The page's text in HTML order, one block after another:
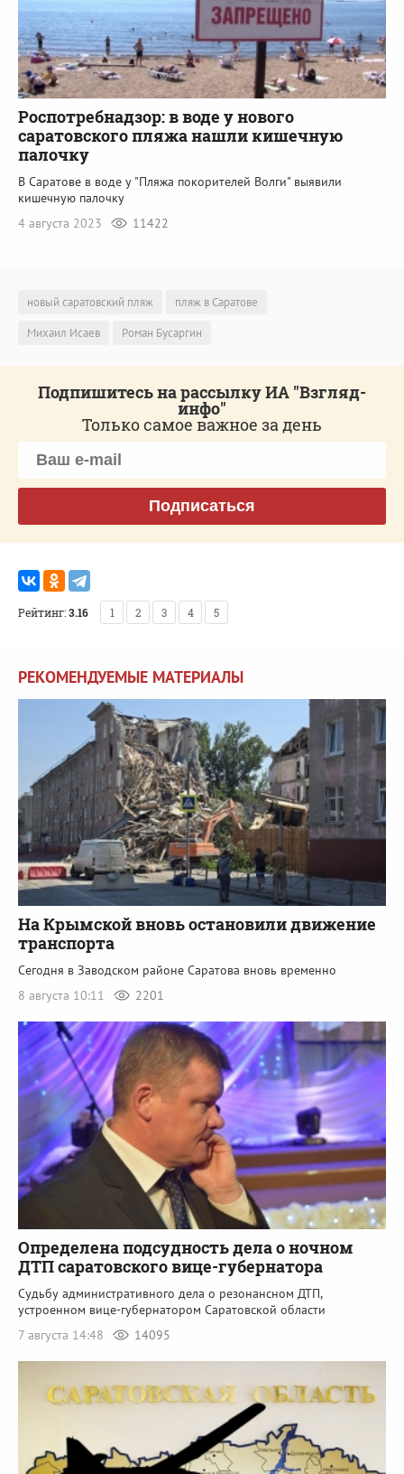
Роспотребнадзор: в воде у нового
саратовского пляжа нашли кишечную
палочку
В Саратове в воде у "Пляжа покорителей Волги" выявили
кишечную палочку
4 августа 2023
11422
новый саратовский пляж
пляж в Саратове
Михаил Исаев
Роман Бусаргин
Подпишитесь на рассылку ИА "Взгляд-
инфо"
Только самое важное за день
Подписаться
Рейтинг:3.16 1 2 3 4 5
РЕКОМЕНДУЕМЫЕ МАТЕРИАЛЫ
На Крымской вновь остановили движение
транспорта
Сегодня в Заводском районе Саратова вновь временно
8 августа 10:11
2201
Определена подсудность дела о ночном
ДТП саратовского вице-губернатора
Судьбу административного дела о резонансном ДТП,
устроенном вице-губернатором Саратовской области
7 августа 14:48
14095